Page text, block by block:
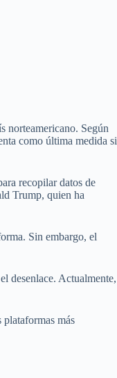
norteamericano. Según
como última medida si
recopilar datos de
Trump, quien ha
Sin embargo, el
desenlace. Actualmente,
más